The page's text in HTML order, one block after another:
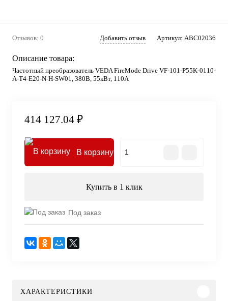
Отзывов: 0 Добавить отзыв Артикул: ABC02036
Описание товара:
Частотный преобразователь VEDA FireMode Drive VF-101-P55K-0110-
A-T4-E20-N-H-SW01, 380В, 55кВт, 110А
414 127.04 ₽
В корзину
Купить в 1 клик
Под заказ
ХАРАКТЕРИСТИКИ